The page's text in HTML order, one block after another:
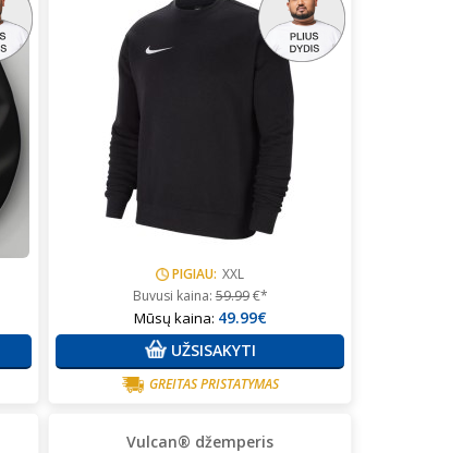
PIGIAU: XXL
Buvusi kaina:59.99€*
Mūsų kaina: 49.99€
UŽSISAKYTI
GREITAS PRISTATYMAS
Vulcan® džemperis